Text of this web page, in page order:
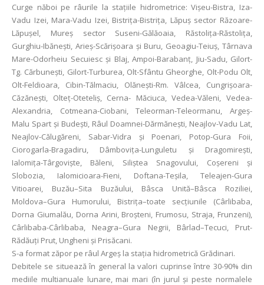
Curge năboi pe râurile la staţiile hidrometrice: Vișeu-Bistra, Iza-
Vadu Izei, Mara-Vadu Izei, Bistrița-Bistrița, Lăpuș sector Răzoare-
Lăpușel, Mureș sector Suseni-Gălăoaia, Răstolița-Răstolița,
Gurghiu-Ibănești, Arieș-Scărișoara și Buru, Geoagiu-Teiuș, Târnava
Mare-Odorheiu Secuiesc și Blaj, Ampoi-Barabanț, Jiu-Sadu, Gilort-
Tg. Cărbunești, Gilort-Turburea, Olt-Sfântu Gheorghe, Olt-Podu Olt,
Olt-Feldioara, Cibin-Tălmaciu, Olănești-Rm. Vâlcea, Cungrișoara-
Căzănești, Olteţ-Oteteliş, Cerna- Măciuca, Vedea-Văleni, Vedea-
Alexandria, Cotmeana-Ciobani, Teleorman-Teleormanu, Argeș-
Malu Spart şi Budești, Râul Doamnei-Dărmănești, Neajlov-Vadu Lat,
Neajlov-Călugăreni, Sabar-Vidra şi Poenari, Potop-Gura Foii,
Ciorogarla-Bragadiru, Dâmbovița-Lunguletu şi Dragomirești,
Ialomița-Târgoviște, Băleni, Siliștea Snagovului, Coșereni şi
Slobozia, Ialomicioara-Fieni, Doftana-Teșila, Teleajen-Gura
Vitioarei, Buzău–Sita Buzăului, Bâsca Unită–Bâsca Roziliei,
Moldova–Gura Humorului, Bistriţa–toate secţiunile (Cârlibaba,
Dorna Giumalău, Dorna Arini, Broşteni, Frumosu, Straja, Frunzeni),
Cârlibaba-Cârlibaba, Neagra–Gura Negrii, Bârlad–Tecuci, Prut-
Rădăuţi Prut, Ungheni și Prisăcani.
S-a format zăpor pe râul Argeș la stația hidrometrică Grădinari.
Debitele se situează în general la valori cuprinse între 30-90% din
mediile multianuale lunare, mai mari (în jurul și peste normalele